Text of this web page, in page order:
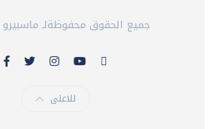
© 2026 جميع الحقوق محفوظةلـ ماسبيرو
للاعلى